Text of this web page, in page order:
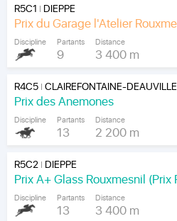
R5C1 | DIEPPE
Discipline Partants
9
Distance
3 400 m
R4C5|CLAIREFONTAINE-DEAUVILLE
Prix des Anemones
Discipline Partants
13
Distance
2 200 m
R5C2| DIEPPE
Discipline Partants
13
Distance
3 400 m